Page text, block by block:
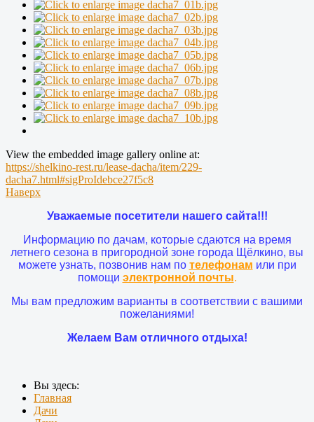
View the embedded image gallery online at:
https://shelkino-rest.ru/lease-dacha/item/229-
dacha7.html#sigProIdebce27f5c8
Наверх
Уважаемые посетители нашего сайта!!!
Информацию по дачам, которые сдаются на время
летнего сезона в пригородной зоне города Щёлкино, вы
можете узнать, позвонив нам по телефонам или при
помощи электронной почты.
Мы вам предложим варианты в соответствии с вашими
пожеланиями!
Желаем Вам отличного отдыха!
Вы здесь:
Главная
Дачи